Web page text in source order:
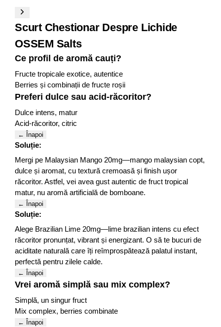
Scurt Chestionar Despre Lichide
OSSEM Salts
Ce profil de aromă cauți?
Fructe tropicale exotice, autentice
Berries și combinații de fructe roșii
Preferi dulce sau acid-răcoritor?
Dulce intens, matur
Acid-răcoritor, citric
← Înapoi
Soluție:
Mergi pe Malaysian Mango 20mg—mango malaysian copt,
dulce și aromat, cu textură cremoasă și finish ușor
răcoritor. Astfel, vei avea gust autentic de fruct tropical
matur, nu aromă artificială de bomboane.
← Înapoi
Soluție:
Alege Brazilian Lime 20mg—lime brazilian intens cu efect
răcoritor pronunțat, vibrant și energizant. O să te bucuri de
aciditate naturală care îți reîmprospătează palatul instant,
perfectă pentru zilele calde.
← Înapoi
Vrei aromă simplă sau mix complex?
Simplă, un singur fruct
Mix complex, berries combinate
← Înapoi